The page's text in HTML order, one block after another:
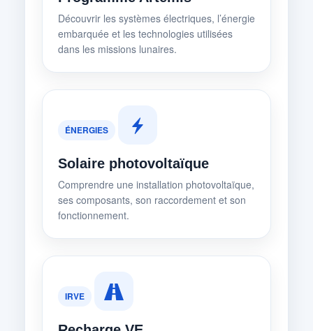
Découvrir les systèmes électriques, l’énergie
embarquée et les technologies utilisées
dans les missions lunaires.
ÉNERGIES
Solaire photovoltaïque
Comprendre une installation photovoltaïque,
ses composants, son raccordement et son
fonctionnement.
IRVE